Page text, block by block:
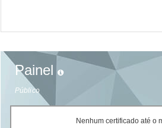
Painel
Público
Nenhum certificado até o